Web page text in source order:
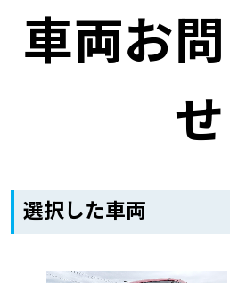
クルマを売る
車検見積
オイル交換・点検・
車両お
せ
選択した車両